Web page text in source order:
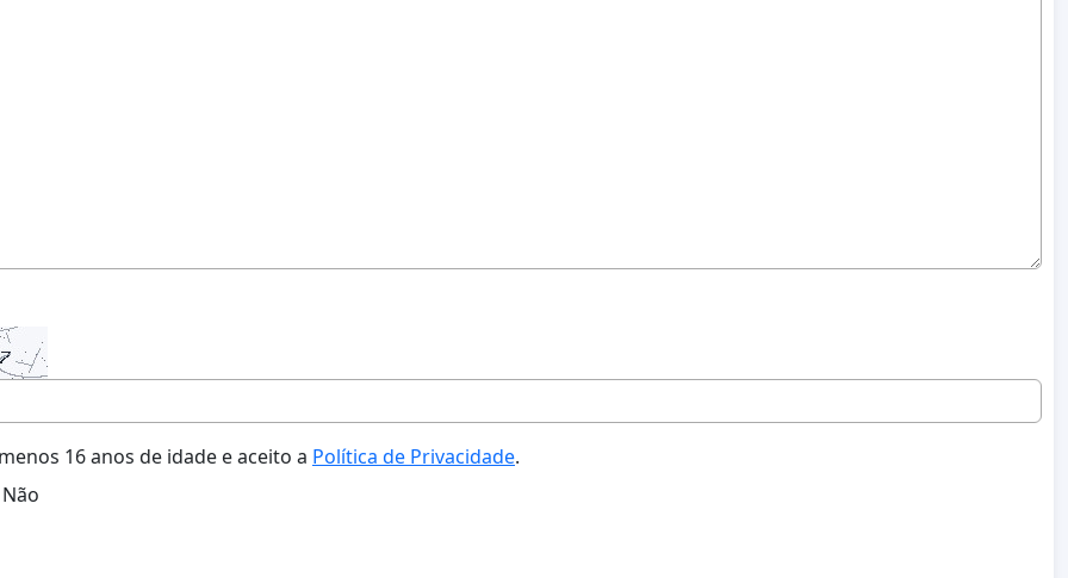
16 anos de idade e aceito a Política de Privacidade.
Não